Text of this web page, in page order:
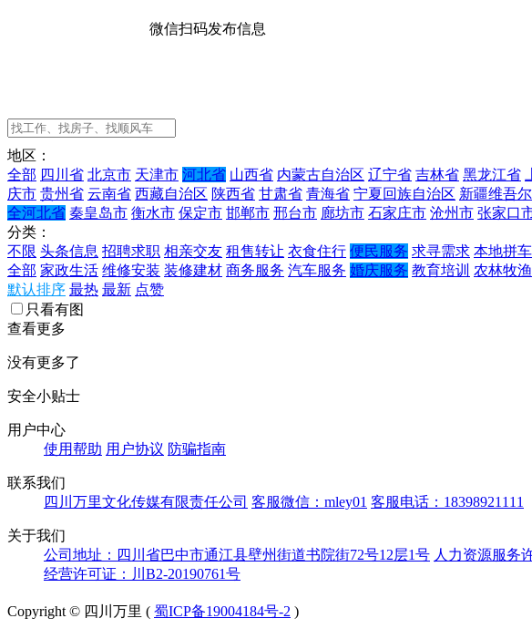
微信扫码发布信息
地区：
全部 四川省 北京市 天津市 河北省 山西省 内蒙古自治区 辽宁省 吉林省 黑龙江省
庆市 贵州省 云南省 西藏自治区 陕西省 甘肃省 青海省 宁夏回族自治区 新疆维吾
全河北省 秦皇岛市 衡水市 保定市 邯郸市 邢台市 廊坊市 石家庄市 沧州市 张家口
分类：
不限 头条信息 招聘求职 相亲交友 租售转让 衣食住行 便民服务 求寻需求 本地拼车
全部 家政生活 维修安装 装修建材 商务服务 汽车服务 婚庆服务 教育培训 农林牧渔
默认排序 最热 最新 点赞
只看有图
查看更多
没有更多了
安全小贴士
用户中心
使用帮助 用户协议 防骗指南
联系我们
四川万里文化传媒有限责任公司 客服微信：mley01 客服电话：18398921111
关于我们
公司地址：四川省巴中市通江县壁州街道书院街72号12层1号 人力资源服务
经营许可证：川B2-20190761号
Copyright © 四川万里 ( 蜀ICP备19004184号-2 )